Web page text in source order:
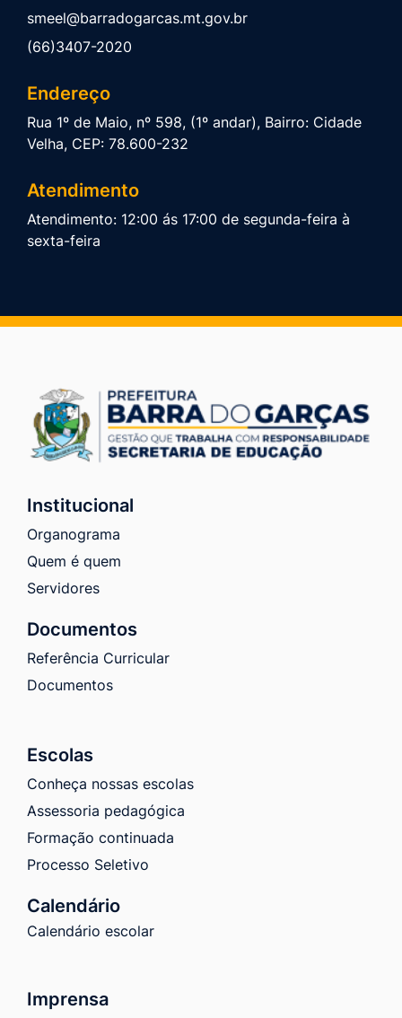
smeel@barradogarcas.mt.gov.br
(66)3407-2020
Endereço
Rua 1º de Maio, nº 598, (1º andar), Bairro: Cidade
Velha, CEP: 78.600-232
Atendimento
Atendimento: 12:00 ás 17:00 de segunda-feira à
sexta-feira
Institucional
Organograma
Quem é quem
Servidores
Documentos
Referência Curricular
Documentos
Escolas
Conheça nossas escolas
Assessoria pedagógica
Formação continuada
Processo Seletivo
Calendário
Calendário escolar
Imprensa